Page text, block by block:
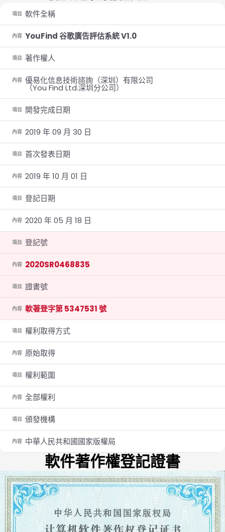
項目 軟件全稱
內容 YouFind 谷歌廣告評估系統 V1.0
項目 著作權人
內容 優易化信息技術諮詢（深圳）有限公司
（You Find Ltd.深圳分公司）
項目 開發完成日期
內容 2019 年 09 月 30 日
項目 首次發表日期
內容 2019 年 10 月 01 日
項目 登記日期
內容 2020 年 05 月 18 日
項目 登記號
內容 2020SR0468835
項目 證書號
內容 軟著登字第 5347531 號
項目 權利取得方式
內容 原始取得
項目 權利範圍
內容 全部權利
項目 頒發機構
內容 中華人民共和國國家版權局
軟件著作權登記證書